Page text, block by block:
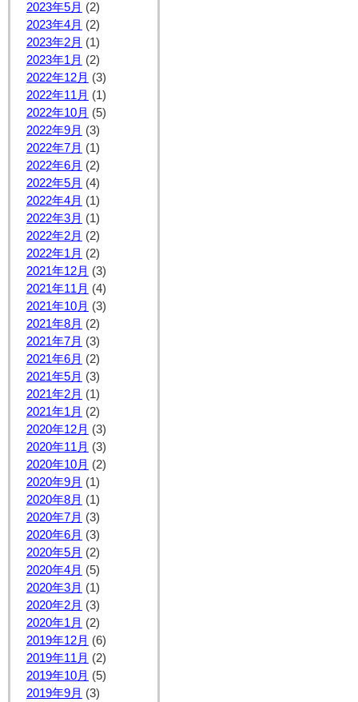
2023年5月 (2)
2023年4月 (2)
2023年2月 (1)
2023年1月 (2)
2022年12月 (3)
2022年11月 (1)
2022年10月 (5)
2022年9月 (3)
2022年7月 (1)
2022年6月 (2)
2022年5月 (4)
2022年4月 (1)
2022年3月 (1)
2022年2月 (2)
2022年1月 (2)
2021年12月 (3)
2021年11月 (4)
2021年10月 (3)
2021年8月 (2)
2021年7月 (3)
2021年6月 (2)
2021年5月 (3)
2021年2月 (1)
2021年1月 (2)
2020年12月 (3)
2020年11月 (3)
2020年10月 (2)
2020年9月 (1)
2020年8月 (1)
2020年7月 (3)
2020年6月 (3)
2020年5月 (2)
2020年4月 (5)
2020年3月 (1)
2020年2月 (3)
2020年1月 (2)
2019年12月 (6)
2019年11月 (2)
2019年10月 (5)
2019年9月 (3)